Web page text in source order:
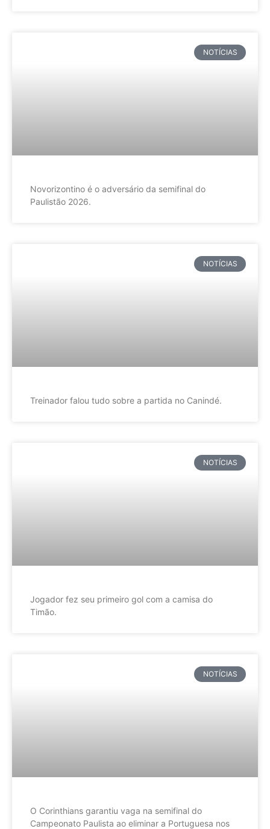
NOTÍCIAS
Novorizontino é o adversário da semifinal do
Paulistão 2026.
NOTÍCIAS
Treinador falou tudo sobre a partida no Canindé.
NOTÍCIAS
Jogador fez seu primeiro gol com a camisa do
Timão.
NOTÍCIAS
O Corinthians garantiu vaga na semifinal do
Campeonato Paulista ao eliminar a Portuguesa nos